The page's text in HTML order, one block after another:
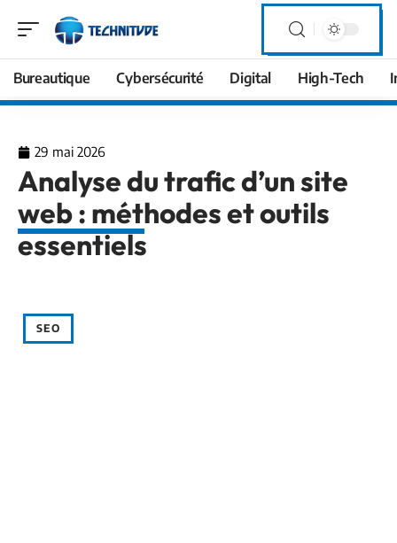
Bureautique Cybersécurité Digital High-Tech
29 mai 2026
Analyse du trafic d’un site
web : méthodes et outils
essentiels
SEO